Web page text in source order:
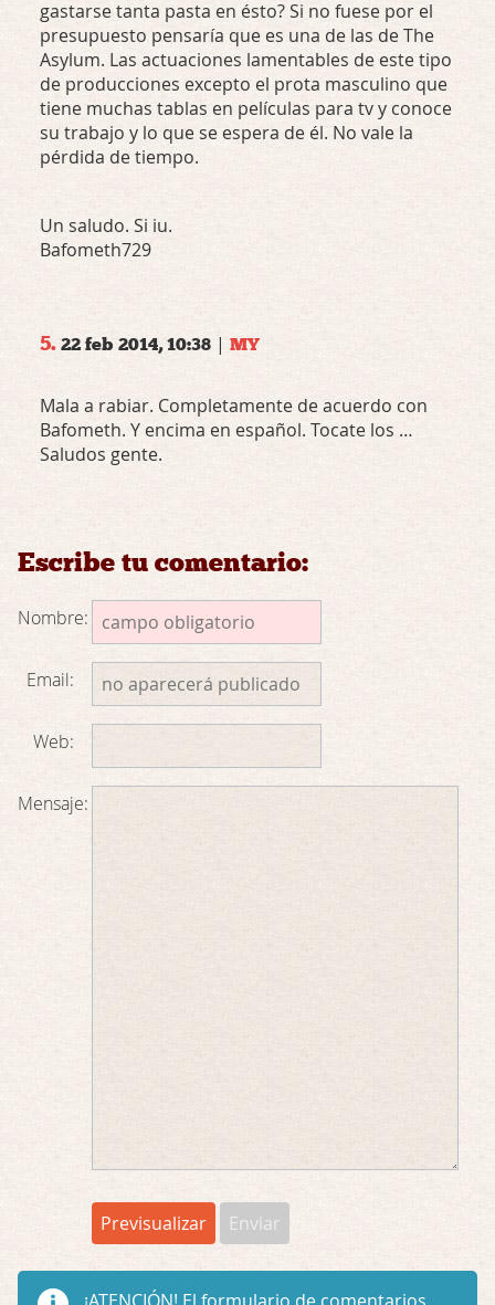
gastarse tanta pasta en ésto? Si no fuese por el
presupuesto pensaría que es una de las de The
Asylum. Las actuaciones lamentables de este tipo
de producciones excepto el prota masculino que
tiene muchas tablas en películas para tv y conoce
su trabajo y lo que se espera de él. No vale la
pérdida de tiempo.
Un saludo. Si iu.
Bafometh729
5. 22 feb 2014, 10:38 | MY
Mala a rabiar. Completamente de acuerdo con
Bafometh. Y encima en español. Tocate los …
Saludos gente.
Escribe tu comentario:
Nombre:
Email:
Web:
Mensaje: